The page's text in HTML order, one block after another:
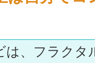
は、フラクタ